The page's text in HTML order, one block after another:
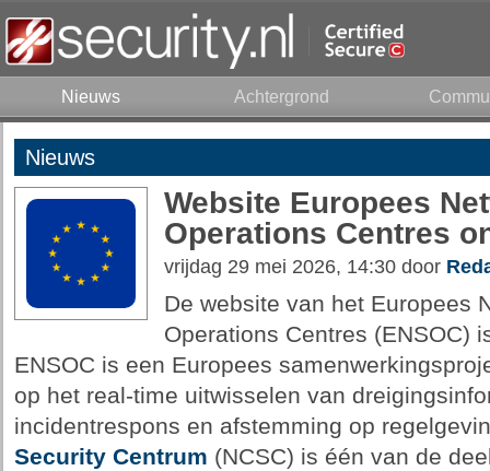
Nieuws Achtergrond
Nieuws
Website Europees
Operations Centres
vrijdag 29 mei 2026, 14:30 door
De website van het Europees
Operations Centres (ENSOC)
ENSOC is een Europees
op het real-time uitwisselen van
incidentrespons en afstemming op
Security Centrum (NCSC) is één van de